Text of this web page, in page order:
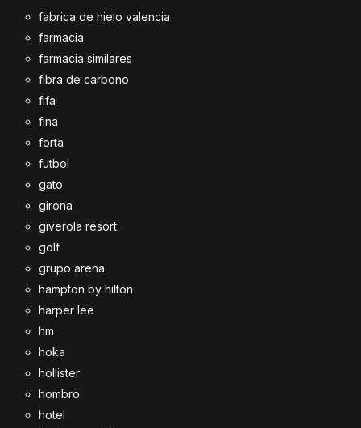
fabrica de hielo valencia
farmacia
farmacia similares
fibra de carbono
fifa
fina
forta
futbol
gato
girona
giverola resort
golf
grupo arena
hampton by hilton
harper lee
hm
hoka
hollister
hombro
hotel